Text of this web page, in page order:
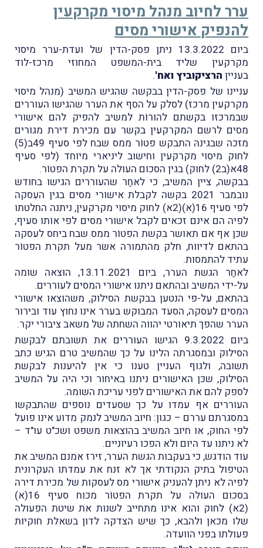
ערר לחיוב מנהל מיסוי מקרקעין
להנפיק אישורי מסים
ביום 13.3.2022 ניתן פסק-הדין של ועדת-ערר מיסוי
מקרקעין שליד בית-המשפט המחוזי מרכז-לוד
בעניין הרציקוביץ ואח'.
עניינו של פסק-הדין בבקשה שהגיש המשיב (מנהל מיסוי
מקרקעין מרכז) לסלק על הסף את הערר שהגישו העוררים
שבמרכזו בקשתם להורוֹת למשיב להפיק להם אישורי
מסים לרשם המקרקעין בקשר עם מכירת דירת מגורים
מזכה שבגינהּ התבקש פטוֹר ממס שבח לפי סעיף 49ב(5)
לחוק מיסוי מקרקעין וחישוב ליניארי מיוחד (לפי סעיף
48א(ב2) לחוק) בגין הסכום העולה על תקרת הפטוֹר.
בבקשה, ציין המשיב, כי לאחַר שהעוררים הגישו בחודש
נובמבר 2021 בקשה לקבלת אישורי מסים בגין העִסקה
לפי סעיף 16(א)(2א) לחוק מיסוי מקרקעין, ניתנה החלטתו
לפיה הם אינם זכאים לקבל אישורי מסים לפי אותו סעיף,
שכּן אף אם תאושר בקשת הפטוֹר ממס שבח ביחס לעסקה
בהתאם לדיווח, חלק מהתמורה אשר מעל תקרת הפטוֹר
עתיד להתמסות.
לאחַר הגשת הערר, ביום 13.11.2021, הוּצאה שומה
על-ידי המשיב ובהתאם ניתנו אישורי המסים לעוררים.
בהתאם, על-פי הנטען בבקשת הסילוק, משהוצאו אישורי
המסים לעסקה, הסעד המבוקש בערר אינו נחוץ עוד ובירור
הערר שהפך תיאורטי יהווה השחתה של משאב ציבורי יקר.
ביום 9.3.2022 הגישו העוררים את תשובתם לבקשת
הסילוק ובמסגרתה הלינו על כך שהמשיב טרם הגיש כתב
תשובה, ולגוף העניין טענו כי אין להיענות לבקשת
הסילוק, שכּן האישורים ניתנו באיחור וכי היה על המשיב
לספק להם את האישורים לפני עריכת השומה.
העוררים אף עמדו על כך שסעדים נוספים שהתבקשו
במסגרתם עררם – כגון: חיוב המשיב לנמק מדוע אינו פועל
לפי החוק, או חיוב המשיב בהוצאות משפט ושכ"ט עו"ד –
לא ניתנו עד היום ולא הפכו רעיוניים.
עוד הודגש, כי בעקבות הגשת הערר, זירז אמנם המשיב את
הטיפול בתיק הנקודתי אך לא זנח את עמדתו העקרונית
לפיה לא ניתן להעניק אישורי מס לעסקות של מכירת דירה
בסכום העולה על תקרת הפטוֹר מכוח סעיף 16(א)
(2א) לחוק והוא אינו מתחייב לשנות את שיטת הפעולה
שלו מכאן ולהבא, כך שיש הצדקה לדון בשאלת חוקיות
פעולתו בפני הוועדה.